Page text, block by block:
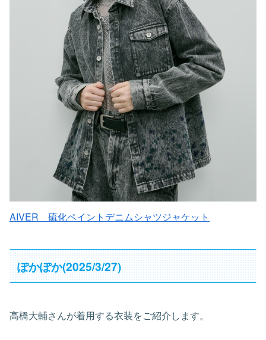
AIVER 硫化ペイントデニムシャツジャケット
ぽかぽか(2025/3/27)
高橋大輔さんが着用する衣装をご紹介します。